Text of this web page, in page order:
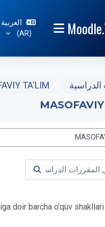
واجهة جانبية
العربية
‎(AR)‎
TA'LIM
الدراسية
البحث في
yiliga doir barcha o'quv shakllari